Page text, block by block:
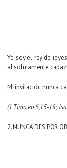
Yo soy el rey de
absolutamente
Mi invitación nunca
(1 Timoteo 6,15-16;
2. NUNCA DES POR